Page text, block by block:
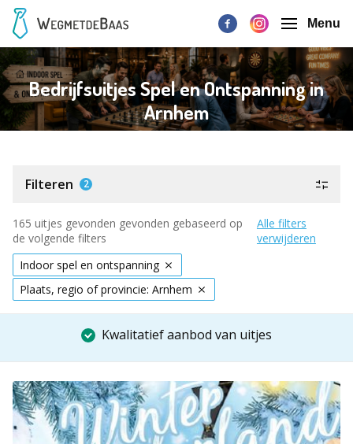
Menu
Bedrijfsuitjes Spel en Ontspanning in
Arnhem
Filteren 2
165 uitjes gevonden gevonden gebaseerd op
de volgende filters
Alle filters
verwijderen
Indoor spel en ontspanning
Plaats, regio of provincie: Arnhem
Kwalitatief aanbod van uitjes